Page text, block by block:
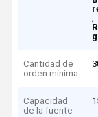
,
Cantidad de
orden mínima
Capacidad
de la fuente